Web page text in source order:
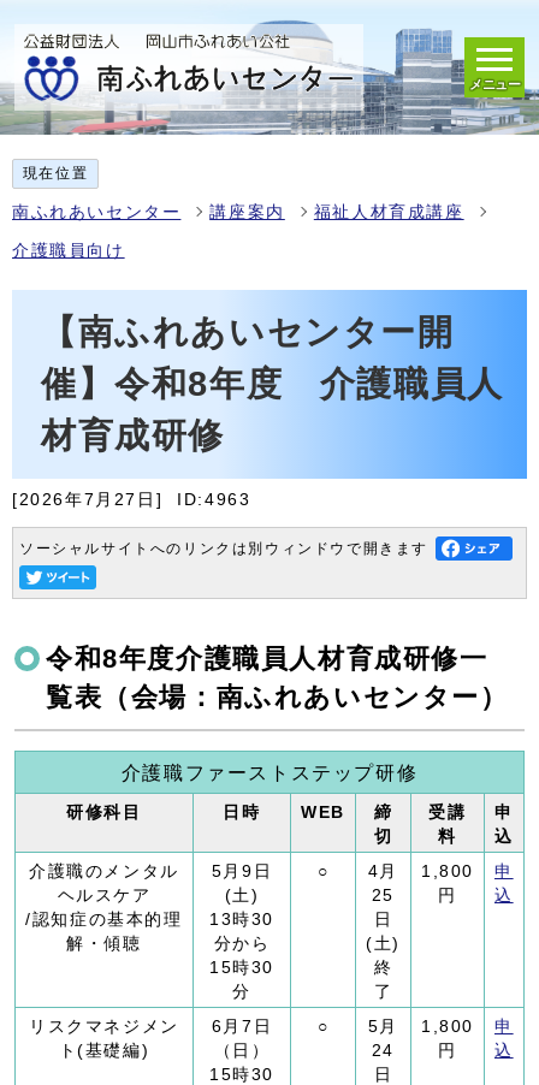
メニュー
現在位置
南ふれあいセンター 講座案内 福祉人材育成講座
介護職員向け
【南ふれあいセンター開
催】令和8年度 介護職員人
材育成研修
[2026年7月27日] ID:4963
ソーシャルサイトへのリンクは別ウィンドウで開きます
令和8年度介護職員人材育成研修一
覧表（会場：南ふれあいセンター）
介護職ファーストステップ研修
研修科目 日時 WEB
締
切
受講
料
申
込
介護職のメンタル
ヘルスケア
/認知症の基本的理
解・傾聴
5月9日
(土)
13時30
分から
15時30
分
○
4月
25
日
(土)
終
了
1,800
円
申
込
リスクマネジメン
ト(基礎編)
6月7日
（日）
15時30
○
5月
24
日
1,800
円
申
込